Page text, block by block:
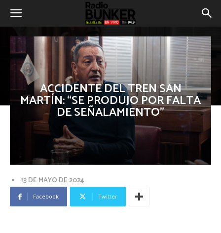
ACCIDENTE DEL TREN SAN
MARTÍN: “SE PRODUJO POR FALTA
DE SEÑALAMIENTO”
13 DE MAYO DE 2024
Facebook Twitter